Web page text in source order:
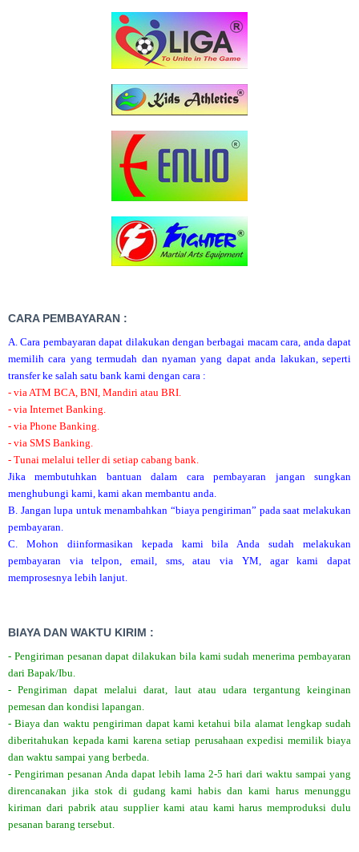
CARA PEMBAYARAN :
A. Cara pembayaran dapat dilakukan dengan berbagai macam cara, anda dapat
memilih cara yang termudah dan nyaman yang dapat anda lakukan, seperti
transfer ke salah satu bank kami dengan cara :
- via ATM BCA, BNI, Mandiri atau BRI.
- via Internet Banking.
- via Phone Banking.
- via SMS Banking.
- Tunai melalui teller di setiap cabang bank.
Jika membutuhkan bantuan dalam cara pembayaran jangan sungkan
menghubungi kami, kami akan membantu anda.
B. Jangan lupa untuk menambahkan “biaya pengiriman” pada saat melakukan
pembayaran.
C. Mohon diinformasikan kepada kami bila Anda sudah melakukan
pembayaran via telpon, email, sms, atau via YM, agar kami dapat
memprosesnya lebih lanjut.
BIAYA DAN WAKTU KIRIM :
- Pengiriman pesanan dapat dilakukan bila kami sudah menerima pembayaran
dari Bapak/Ibu.
- Pengiriman dapat melalui darat, laut atau udara tergantung keinginan
pemesan dan kondisi lapangan.
- Biaya dan waktu pengiriman dapat kami ketahui bila alamat lengkap sudah
diberitahukan kepada kami karena setiap perusahaan expedisi memilik biaya
dan waktu sampai yang berbeda.
- Pengiriman pesanan Anda dapat lebih lama 2-5 hari dari waktu sampai yang
direncanakan jika stok di gudang kami habis dan kami harus menunggu
kiriman dari pabrik atau supplier kami atau kami harus memproduksi dulu
pesanan barang tersebut.